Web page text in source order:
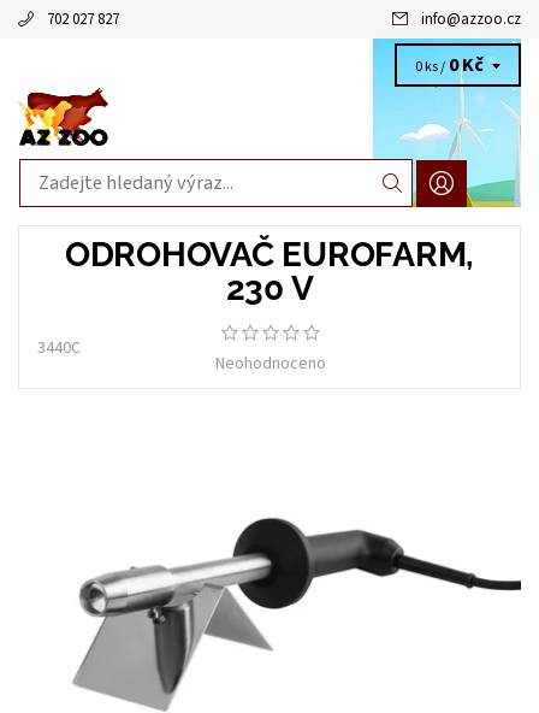
702 027 827 info@azzoo.cz
0 ks / 0 Kč
ODROHOVAČ EUROFARM,
230 V
3440C
Neohodnoceno